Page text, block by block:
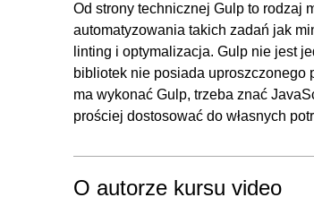
7.4. JavaScript - trochę dynamiki
7.5. JavaScript - końcowe szlify
8. FAQ - jak je zrobić?
8.1. Jak będzie wyglądał nasz projekt?
8.2. HTML - pierwszy kod
8.3. SASS - style szybciej i czytelniej
8.4. Warstwa JavaScript
Od strony technicznej Gulp to rodzaj
automatyzowania takich zadań jak
linting i optymalizacja. Gulp nie jest
bibliotek nie posiada uproszczonego
ma wykonać Gulp, trzeba znać
prościej dostosować do własnych
O autorze kursu video